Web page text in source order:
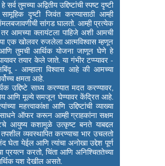
तुमच्या अद्वितीय उद्दिष्टांची स्पष्ट दृष्टी
दृष्टी जिवंत करण्यासाठी आम्ही
सांगड घालतो. आम्ही प्रत्येक
आमच्या क्लायंटला पाहिजे अशी आमची
एक खोलवर रुजलेला आत्मविश्वास म्हणून
आणि तुमची आर्थिक योजना जाणून घेणे हे
तयार केले जाते. या गंभीर टप्प्यावर -
- आम्हाला विश्वास आहे की आमच्या
क्षमता आहे.
उद्दिष्टे साध्य करण्यात मदत करण्यावर,
आणि मूल्ये समजून घेण्यावर केंद्रित आहे.
महत्त्वाकांक्षा आणि उद्दिष्टांची व्याख्या
ऑफर करून आम्ही ग्राहकांना सक्षम
आयुष्य कशामुळे उत्कृष्ट बनते याबद्दल
व्‍यवस्‍थापित करण्‍याचा भार उचलतो
घेता येईल आणि त्‍यांचा अनोखा उद्देश पूर्ण
प्रयत्न करतो, चिंता आणि अनिश्चिततेच्या
यश देखील असते.